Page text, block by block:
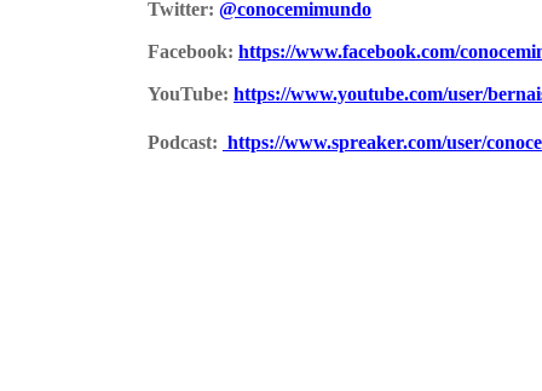
Twitter: @conocemimundo
Facebook: https://www.facebook.com/
YouTube: https://www.youtube.com/user/
Podcast: https://www.spreaker.com/user/